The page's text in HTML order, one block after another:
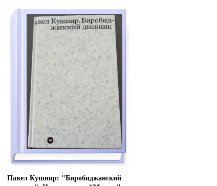
Павел Кушнир: "Биробиджанский